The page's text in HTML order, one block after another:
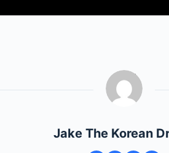
Jake The Korean